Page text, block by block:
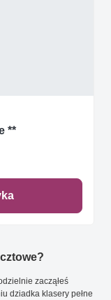
**
zacząłeś
dziadka klasery pełne